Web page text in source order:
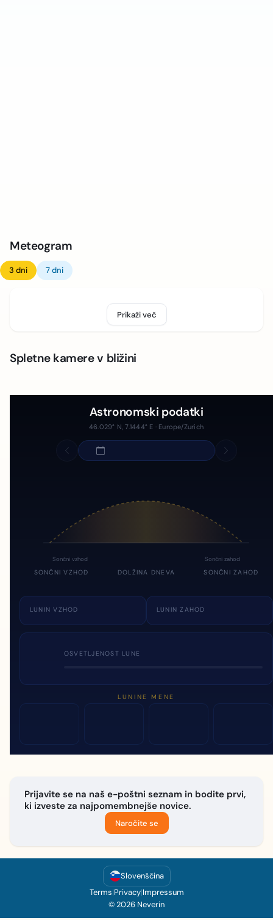
Meteogram
3 dni 7 dni
Prikaži več
Spletne kamere v bližini
Astronomski podatki
46.029° N, 7.1444° E · Europe/Zurich
Sončni vzhod Sončni zahod
SONČNI VZHOD DOLŽINA DNEVA SONČNI ZAHOD
LUNIN VZHOD LUNIN ZAHOD
OSVETLJENOST LUNE
LUNINE MENE
Prijavite se na naš e-poštni seznam in bodite prvi,
ki izveste za najpomembnejše novice.
Naročite se
Slovenščina
Terms|Privacy|Impressum
© 2026 Neverin